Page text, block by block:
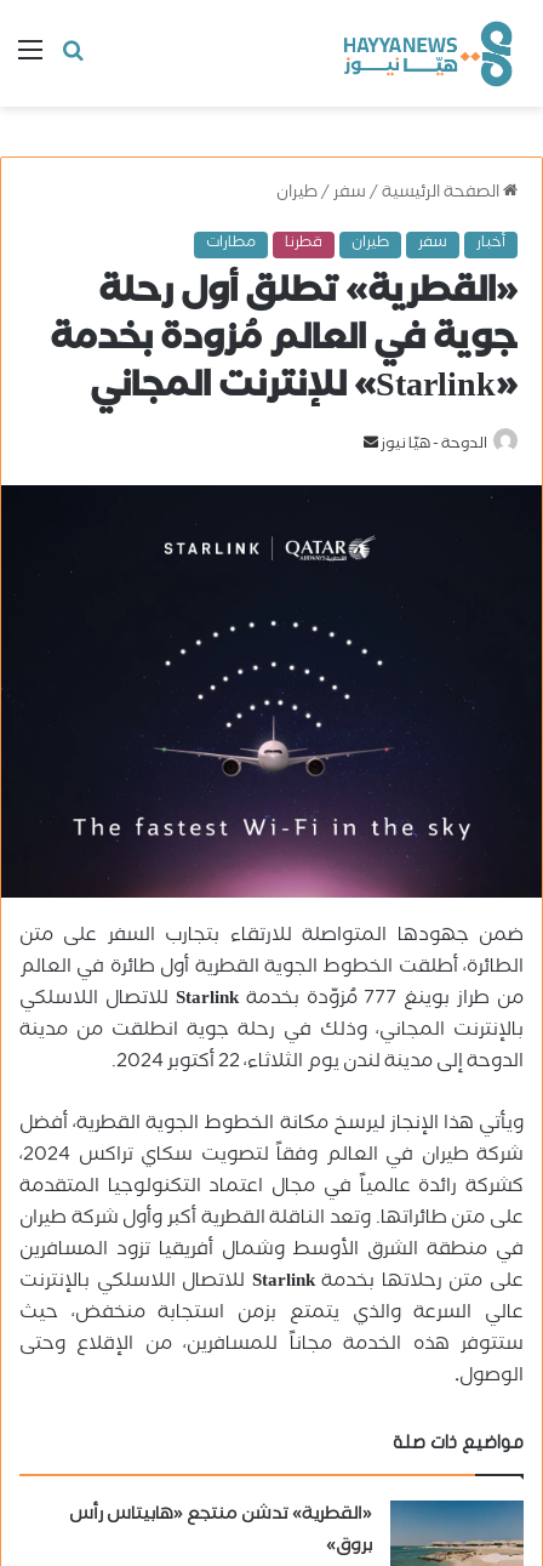
البحث
الصفحة الرئيسية/سفر/طيران
أخبار سفر طيران قطرنا مطارات
«القطرية» تطلق أول رحلة
جوية في العالم مُزودة بخدمة
«Starlink» للإنترنت المجاني
الدوحة - هيّا نيوز
ل
ب
د
ن
ا
ضمن جهودها المتواصلة للارتقاء بتجارب السفر على متن
الطائرة، أطلقت الخطوط الجوية القطرية أول طائرة في العالم
من طراز بوينغ 777 مُزوّدة بخدمة
Starlink للاتصال اللاسلكي
بالإنترنت المجاني، وذلك في رحلة جوية انطلقت من مدينة
الدوحة إلى مدينة لندن يوم الثلاثاء، 22 أكتوبر 2024.
ويأتي هذا الإنجاز ليرسخ مكانة الخطوط الجوية القطرية، أفضل
شركة طيران في العالم وفقاً لتصويت سكاي تراكس 2024،
كشركة رائدة عالمياً في مجال اعتماد التكنولوجيا المتقدمة
على متن طائراتها. وتعد الناقلة القطرية أكبر وأول شركة طيران
في منطقة الشرق الأوسط وشمال أفريقيا تزود المسافرين
على متن رحلاتها بخدمةStarlink
للاتصال اللاسلكي بالإنترنت
عالي السرعة والذي يتمتع بزمن استجابة منخفض، حيث
ستتوفر هذه الخدمة مجاناً للمسافرين، من الإقلاع وحتى
الوصول.
مواضيع ذات صلة
«القطرية» تدشن منتجع «هابيتاس رأس
بروق»